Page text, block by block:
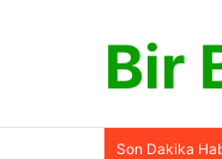
Bir
Son Dakika